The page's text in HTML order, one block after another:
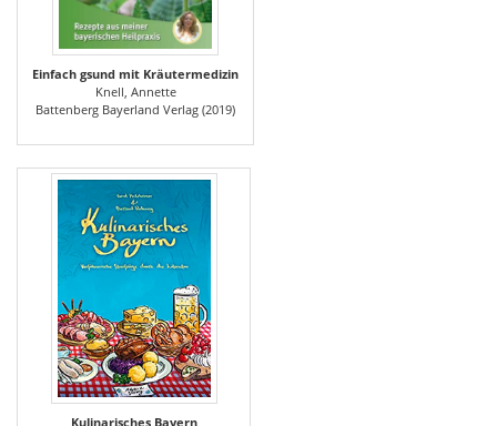
Einfach gsund mit Kräutermedizin
Knell, Annette
Battenberg Bayerland Verlag (2019)
Kulinarisches Bayern